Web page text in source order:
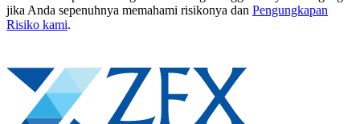
jika Anda sepenuhnya memahami risikonya dan Pengungkapan
Risiko kami.